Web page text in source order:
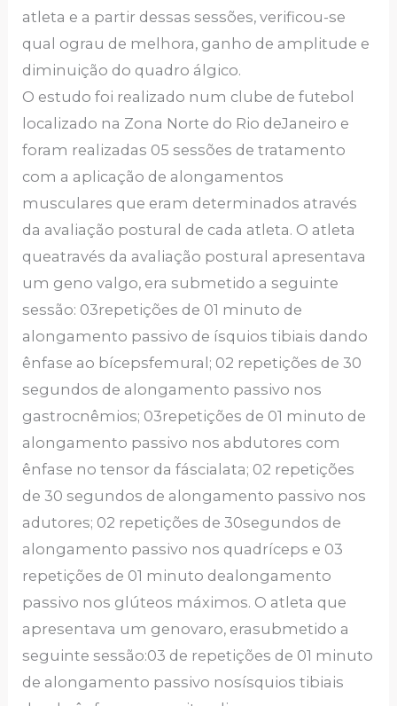
atleta e a partir dessas sessões, verificou-se
qual ograu de melhora, ganho de amplitude e
diminuição do quadro álgico.
O estudo foi realizado num clube de futebol
localizado na Zona Norte do Rio deJaneiro e
foram realizadas 05 sessões de tratamento
com a aplicação de alongamentos
musculares que eram determinados através
da avaliação postural de cada atleta. O atleta
queatravés da avaliação postural apresentava
um geno valgo, era submetido a seguinte
sessão: 03repetições de 01 minuto de
alongamento passivo de ísquios tibiais dando
ênfase ao bícepsfemural; 02 repetições de 30
segundos de alongamento passivo nos
gastrocnêmios; 03repetições de 01 minuto de
alongamento passivo nos abdutores com
ênfase no tensor da fáscialata; 02 repetições
de 30 segundos de alongamento passivo nos
adutores; 02 repetições de 30segundos de
alongamento passivo nos quadríceps e 03
repetições de 01 minuto dealongamento
passivo nos glúteos máximos. O atleta que
apresentava um genovaro, erasubmetido a
seguinte sessão:03 de repetições de 01 minuto
de alongamento passivo nosísquios tibiais